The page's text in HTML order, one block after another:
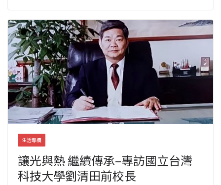
生活專欄
讓光與熱 繼續傳承–專訪國立台灣
科技大學劉清田前校長